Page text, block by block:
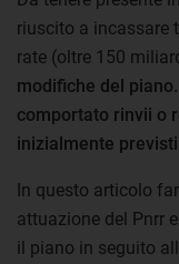
riuscito a incassare
rate (oltre 150
modifiche del
comportato rinvii o
inizialmente previsti
In questo articolo
attuazione del Pnrr
il piano in seguito